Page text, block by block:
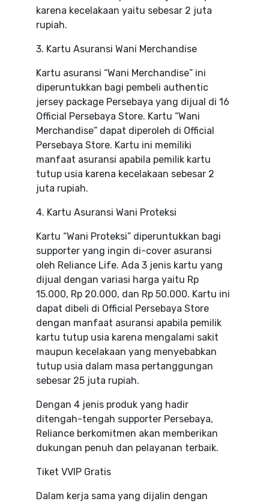
karena kecelakaan yaitu sebesar 2 juta
rupiah.
3. Kartu Asuransi Wani Merchandise
Kartu asuransi “Wani Merchandise” ini
diperuntukkan bagi pembeli authentic
jersey package Persebaya yang dijual di 16
Official Persebaya Store. Kartu “Wani
Merchandise” dapat diperoleh di Official
Persebaya Store. Kartu ini memiliki
manfaat asuransi apabila pemilik kartu
tutup usia karena kecelakaan sebesar 2
juta rupiah.
4. Kartu Asuransi Wani Proteksi
Kartu “Wani Proteksi” diperuntukkan bagi
supporter yang ingin di-cover asuransi
oleh Reliance Life. Ada 3 jenis kartu yang
dijual dengan variasi harga yaitu Rp
15.000, Rp 20.000, dan Rp 50.000. Kartu ini
dapat dibeli di Official Persebaya Store
dengan manfaat asuransi apabila pemilik
kartu tutup usia karena mengalami sakit
maupun kecelakaan yang menyebabkan
tutup usia dalam masa pertanggungan
sebesar 25 juta rupiah.
Dengan 4 jenis produk yang hadir
ditengah-tengah supporter Persebaya,
Reliance berkomitmen akan memberikan
dukungan penuh dan pelayanan terbaik.
Tiket VVIP Gratis
Dalam kerja sama yang dijalin dengan